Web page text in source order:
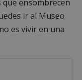
ensombrecen
ir al Museo
es vivir en una